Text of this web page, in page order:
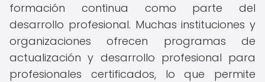
formación continua como parte del
desarrollo profesional. Muchas instituciones y
organizaciones ofrecen programas de
actualización y desarrollo profesional para
profesionales certificados, lo que permite